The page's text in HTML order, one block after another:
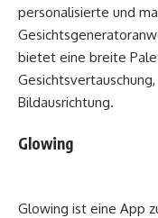
personalisierte und
bietet eine breite
Bildausrichtung.
Glowing
Glowing ist eine App